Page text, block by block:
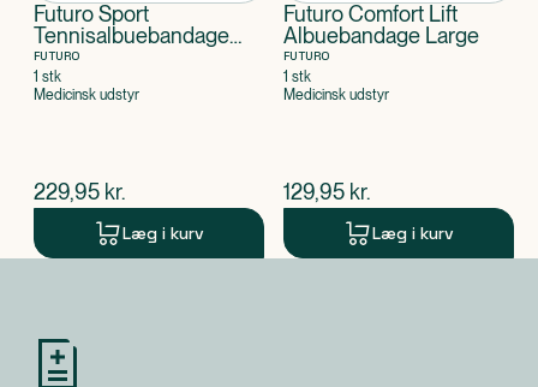
Futuro Sport
Tennisalbuebandage
One Size
FUTURO
1 stk
Medicinsk udstyr
$nuværende pris
229,95 kr.
Læg i kurv
Futuro Comfort Lift
Albuebandage Large
FUTURO
1 stk
Medicinsk udstyr
$nuværende pris
129,95 kr.
Læg i kurv